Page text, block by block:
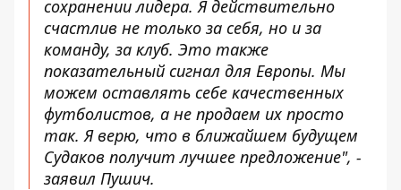
сохранении лидера. Я действительно
счастлив не только за себя, но и за
команду, за клуб. Это также
показательный сигнал для Европы. Мы
можем оставлять себе качественных
футболистов, а не продаем их просто
так. Я верю, что в ближайшем будущем
Судаков получит лучшее предложение", -
заявил Пушич.